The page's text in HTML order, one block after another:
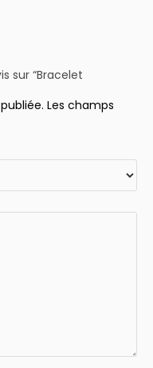
sur “Bracelet
Les champs